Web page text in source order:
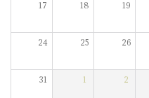
17 18 19
24 25 26
31 1 2